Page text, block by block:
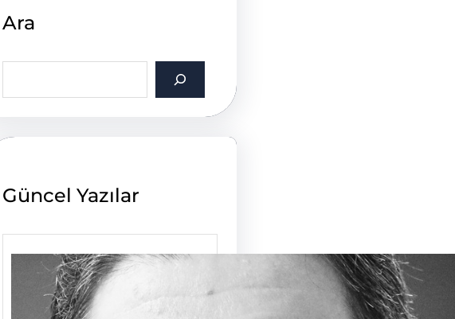
Ara
a
h
Güncel Yazılar